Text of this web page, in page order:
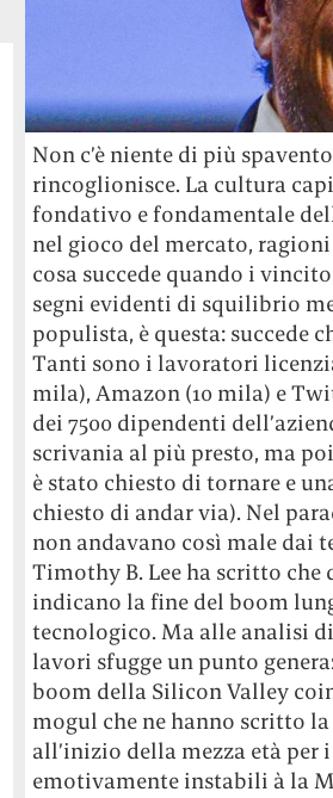
Non c’è niente di più
rincoglionisce. La cultura
fondativo e fondamentale
nel gioco del mercato,
cosa succede quando i
segni evidenti di squilibrio
populista, è questa: succede
Tanti sono i lavoratori
mila), Amazon (10 mila) e
dei 7500 dipendenti
scrivania al più presto, ma
è stato chiesto di tornare e
chiesto di andar via). Nel
non andavano così male dai
Timothy B. Lee ha scritto
indicano la fine del boom
tecnologico. Ma alle analisi
lavori sfugge un punto
boom della Silicon Valley
mogul che ne hanno scritto
all’inizio della mezza età
emotivamente instabili à la